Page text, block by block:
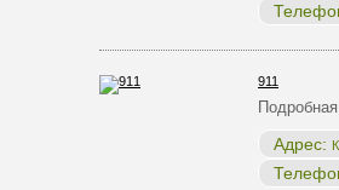
911
Адрес: